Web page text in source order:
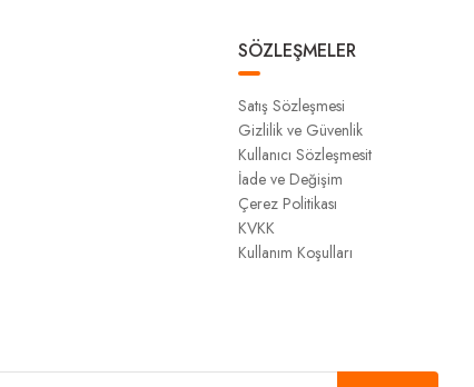
SÖZLEŞMELER
Satış Sözleşmesi
Gizlilik ve Güvenlik
Kullanıcı Sözleşmesit
İade ve Değişim
Çerez Politikası
KVKK
Kullanım Koşulları